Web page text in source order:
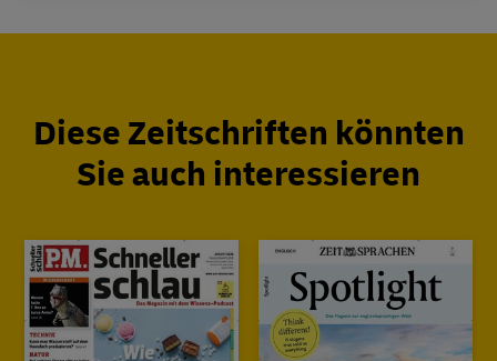
Diese Zeitschriften könnten
Sie auch interessieren